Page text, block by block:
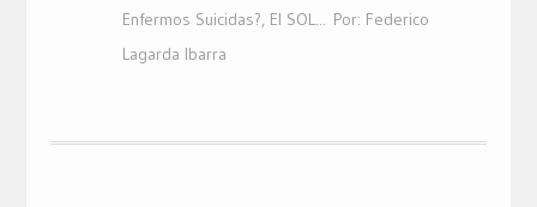
en
una
ventana
nueva)
en
una
nueva)
en
una
Enfermos Suicidas?, El SOL... Por: Federico
Lagarda Ibarra